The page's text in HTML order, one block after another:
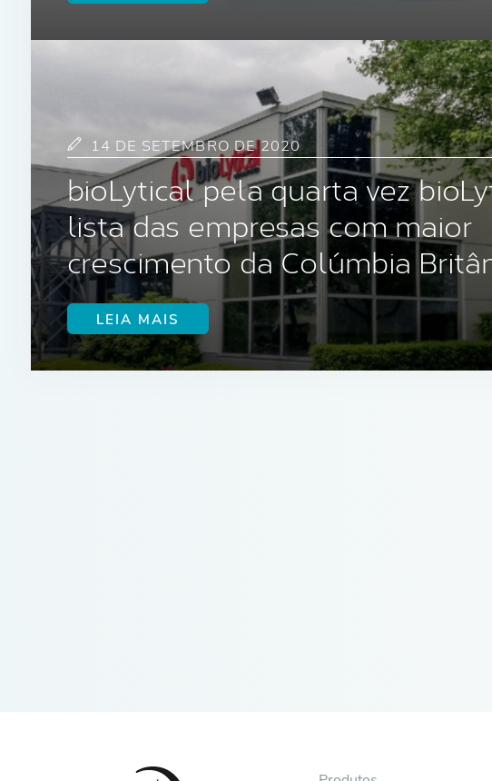
14 DE SETEMBRO DE 2020
bioLytical pela quarta vez
lista das empresas com maior
crescimento da Colúmbia
LEIA MAIS